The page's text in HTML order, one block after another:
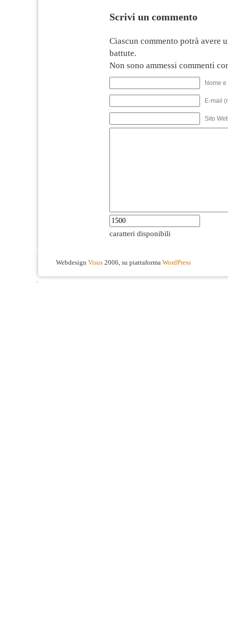
Scrivi un commento
Ciascun commento potrà avere
battute.
Non sono ammessi commenti
Nome
E-mail
Sito
caratteri disponibili
Webdesign Visus 2006, su piattaforma WordPress